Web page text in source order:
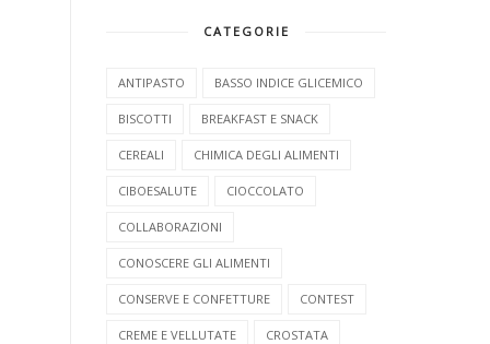
CATEGORIE
ANTIPASTO BASSO INDICE GLICEMICO
BISCOTTI BREAKFAST E SNACK
CEREALI CHIMICA DEGLI ALIMENTI
CIBOESALUTE CIOCCOLATO
COLLABORAZIONI
CONOSCERE GLI ALIMENTI
CONSERVE E CONFETTURE CONTEST
CREME E VELLUTATE CROSTATA